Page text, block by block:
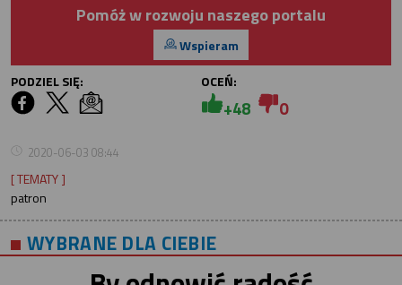
Pomóż w rozwoju naszego portalu
Wspieram
PODZIEL SIĘ:
OCEŃ:
+48 0
2020-06-03 08:44
[ TEMATY ]
patron
WYBRANE DLA CIEBIE